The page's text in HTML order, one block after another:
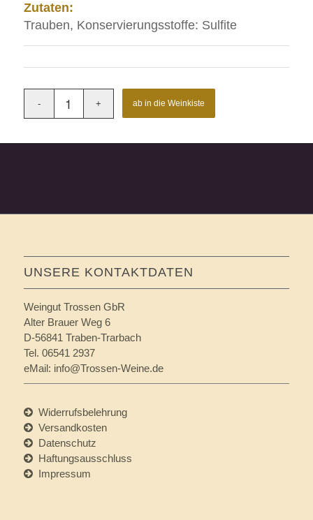
Zutaten:
Trauben, Konservierungsstoffe: Sulfite
ab in die Weinkiste
UNSERE KONTAKTDATEN
Weingut Trossen GbR
Alter Brauer Weg 6
D-56841 Traben-Trarbach
Tel. 06541 2937
eMail: info@Trossen-Weine.de
Widerrufsbelehrung
Versandkosten
Datenschutz
Haftungsausschluss
Impressum